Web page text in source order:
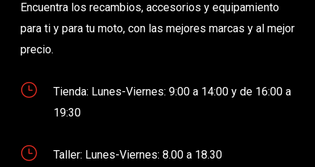
Encuentra los recambios, accesorios y equipamiento
para ti y para tu moto, con las mejores marcas y al mejor
precio.
}
Tienda: Lunes-Viernes: 9:00 a 14:00 y de 16:00 a
19:30
}
Taller: Lunes-Viernes: 8.00 a 18.30